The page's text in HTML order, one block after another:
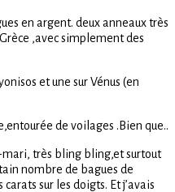
en argent. deux anneaux très
,avec simplement des
et une sur Vénus (en
de voilages .Bien que..
mari, très bling bling,et surtout
nombre de bagues de
sur les doigts. Et j’avais